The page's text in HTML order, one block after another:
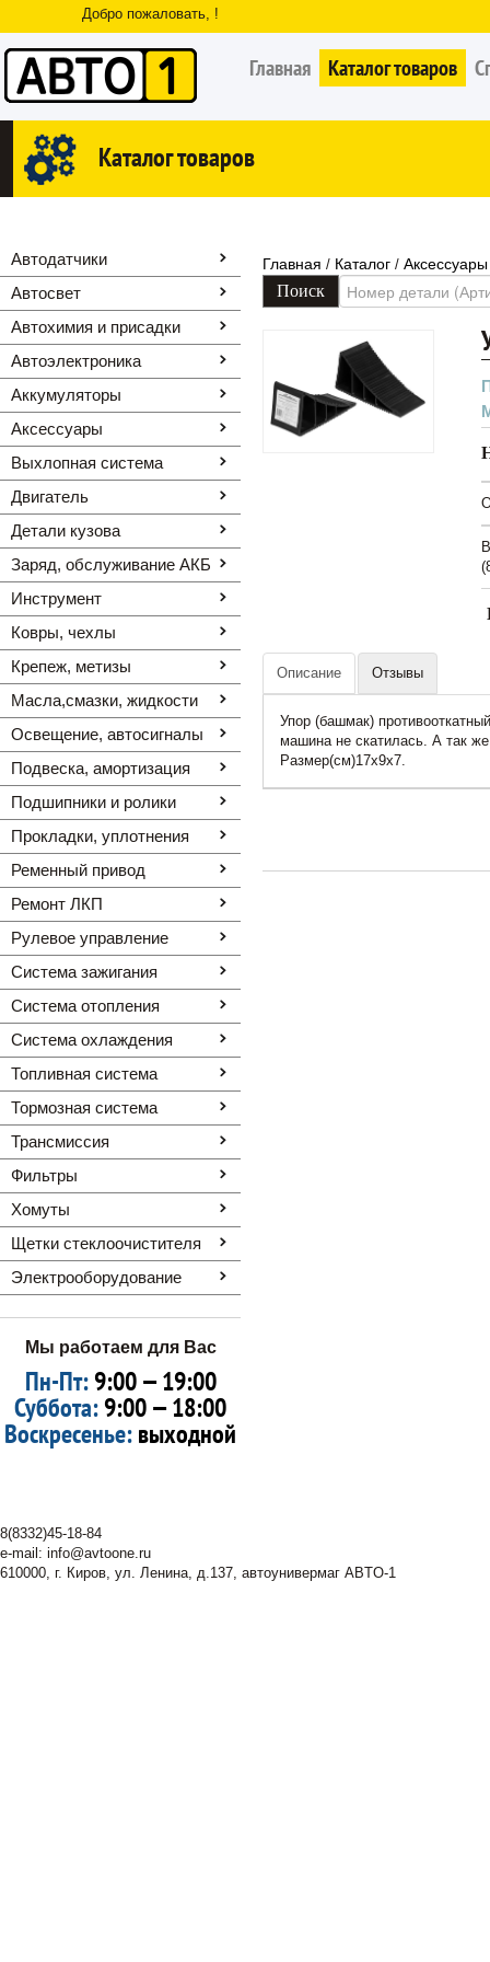
Добро пожаловать, !
Главная Каталог товаров
Каталог товаров
Автодатчики
Автосвет
Автохимия и присадки
Автоэлектроника
Аккумуляторы
Аксессуары
Выхлопная система
Двигатель
Детали кузова
Заряд, обслуживание АКБ
Инструмент
Ковры, чехлы
Крепеж, метизы
Масла,смазки, жидкости
Освещение, автоcигналы
Подвеска, амортизация
Подшипники и ролики
Прокладки, уплотнения
Ременный привод
Ремонт ЛКП
Рулевое управление
Система зажигания
Система отопления
Система охлаждения
Топливная система
Тормозная система
Трансмиссия
Фильтры
Хомуты
Щетки стеклоочистителя
Электрооборудование
Мы работаем для Вас
Пн-Пт:9:00 — 19:00
Суббота:9:00 — 18:00
Воскресенье:выходной
Главная / Каталог / Аксессуары
Описание Отзывы
Упор (башмак)
машина не скатилась. А так
Размер(см)17х9х7.
8(8332)45-18-84
e-mail: info@avtoone.ru
610000, г. Киров, ул. Ленина, д.137, автоунивермаг ABTO-1